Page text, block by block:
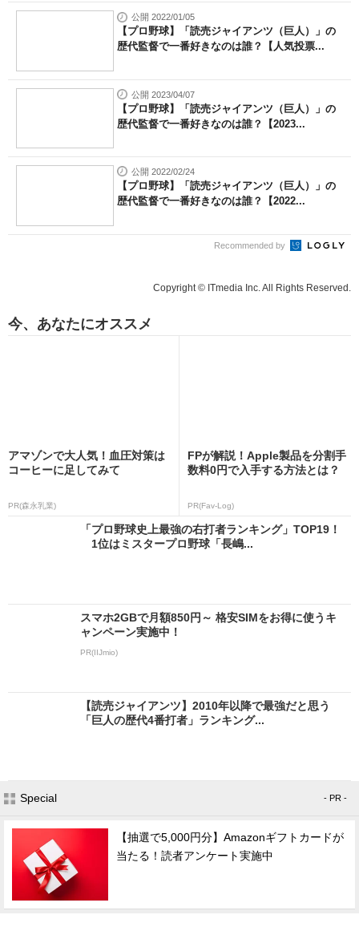
公開 2022/01/05
【プロ野球】「読売ジャイアンツ（巨人）」の
歴代監督で一番好きなのは誰？【人気投票...
公開 2023/04/07
【プロ野球】「読売ジャイアンツ（巨人）」の
歴代監督で一番好きなのは誰？【2023...
公開 2022/02/24
【プロ野球】「読売ジャイアンツ（巨人）」の
歴代監督で一番好きなのは誰？【2022...
Recommended by
Copyright © ITmedia Inc. All Rights Reserved.
今、あなたにオススメ
アマゾンで大人気！血圧対策は
コーヒーに足してみて
PR(森永乳業)
FPが解説！Apple製品を分割手
数料0円で入手する方法とは？
PR(Fav-Log)
「プロ野球史上最強の右打者ランキング」TOP19！
1位はミスタープロ野球「長嶋...
スマホ2GBで月額850円～ 格安SIMをお得に使うキ
ャンペーン実施中！
PR(IIJmio)
【読売ジャイアンツ】2010年以降で最強だと思う
「巨人の歴代4番打者」ランキング...
Special - PR -
【抽選で5,000円分】Amazonギフトカードが
当たる！読者アンケート実施中